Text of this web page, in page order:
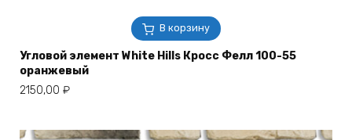
В корзину
Угловой элемент White Hills Кросс Фелл 100-55
оранжевый
2150,00 ₽